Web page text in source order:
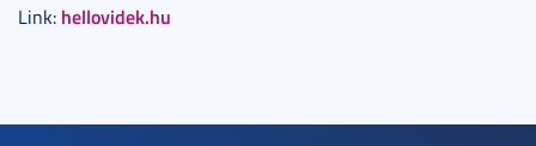
Link: hellovidek.hu